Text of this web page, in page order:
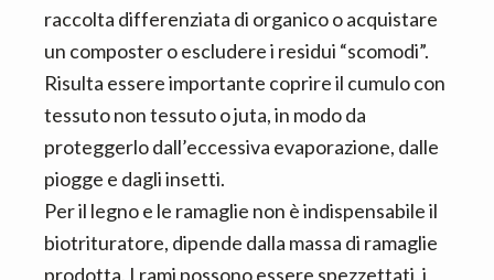
raccolta differenziata di organico o acquistare
un composter o escludere i residui “scomodi”.
Risulta essere importante coprire il cumulo con
tessuto non tessuto o juta, in modo da
proteggerlo dall’eccessiva evaporazione, dalle
piogge e dagli insetti.
Per il legno e le ramaglie non è indispensabile il
biotrituratore, dipende dalla massa di ramaglie
prodotta. I rami possono essere spezzettati, i